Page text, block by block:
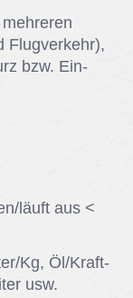
Flug­ver­kehr),
bzw. Ein­
​läuft aus <
​Kg, Öl/​Kraft­
usw.